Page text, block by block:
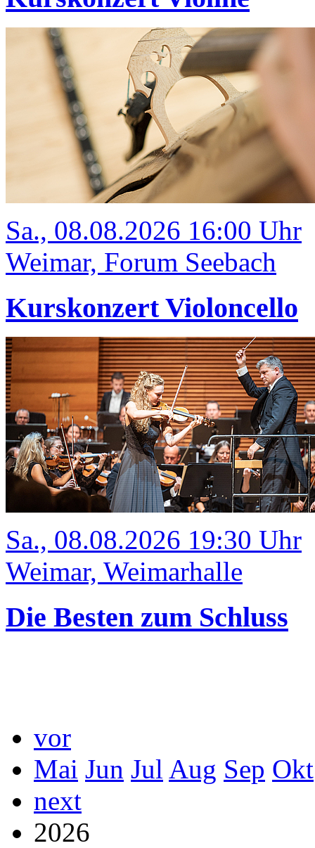
Sa., 08.08.2026 16:00 Uhr
Weimar, Forum Seebach
Kurskonzert Violoncello
Sa., 08.08.2026 19:30 Uhr
Weimar, Weimarhalle
Die Besten zum Schluss
vor
Mai Jun Jul Aug Sep Okt
next
2026